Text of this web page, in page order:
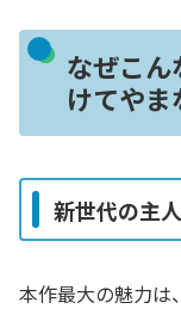
なぜこん
けてや
新世代の主
本作最大の魅力は